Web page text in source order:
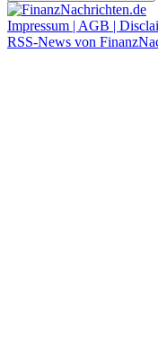
Impressum | AGB |
RSS-News von